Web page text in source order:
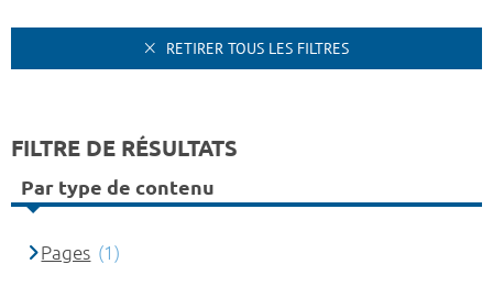
RETIRER TOUS LES FILTRES
FILTRE DE RÉSULTATS
Par type de contenu
Pages (1)